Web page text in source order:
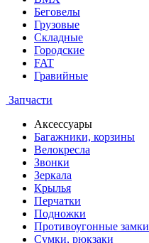
Беговелы
Грузовые
Складные
Городские
FAT
Гравийные
Запчасти
Аксессуары
Багажники, корзины
Велокресла
Звонки
Зеркала
Крылья
Перчатки
Подножки
Противоугонные замки
Сумки, рюкзаки